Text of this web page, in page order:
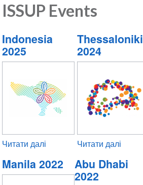
ISSUP Events
Indonesia
2025
Читати далі
2025
Thessaloniki
2024
Читати далі
2024
Manila 2022 Abu Dhabi
2022